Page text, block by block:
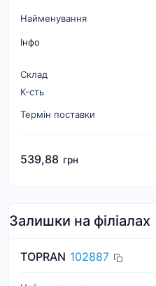
Найменування
Інфо
Склад
К-cть
Термін поставки
539,88 грн
Залишки на філіалах
TOPRAN 102887